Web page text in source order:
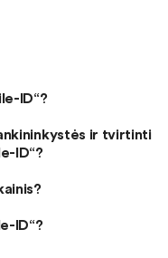
ID“?
ir tvirtinti
ID“?
ID“?